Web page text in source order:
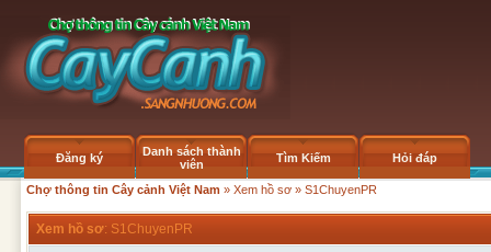
Đăng ký
Danh sách thành
viên
Tìm Kiếm Hỏi đáp
Chợ thông tin Cây cảnh Việt Nam » Xem hồ sơ » S1ChuyenPR
Xem hồ sơ: S1ChuyenPR